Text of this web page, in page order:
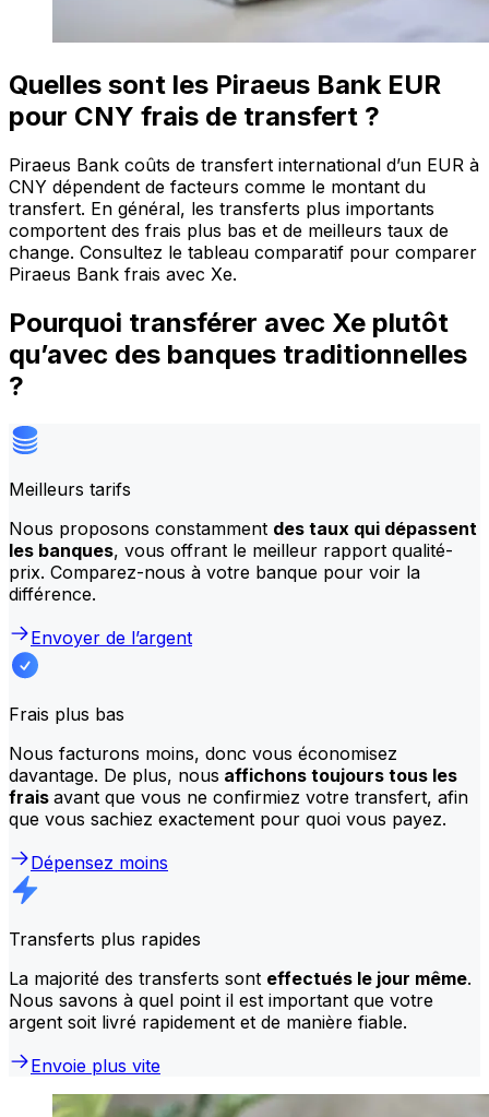
Quelles sont les Piraeus Bank EUR
pour CNY frais de transfert ?
Piraeus Bank coûts de transfert international d’un EUR à
CNY dépendent de facteurs comme le montant du
transfert. En général, les transferts plus importants
comportent des frais plus bas et de meilleurs taux de
change. Consultez le tableau comparatif pour comparer
Piraeus Bank frais avec Xe.
Pourquoi transférer avec Xe plutôt
qu’avec des banques traditionnelles
?
Meilleurs tarifs
Nous proposons constamment des taux qui dépassent
les banques, vous offrant le meilleur rapport qualité-
prix. Comparez-nous à votre banque pour voir la
différence.
Envoyer de l’argent
Frais plus bas
Nous facturons moins, donc vous économisez
davantage. De plus, nous affichons toujours tous les
frais avant que vous ne confirmiez votre transfert, afin
que vous sachiez exactement pour quoi vous payez.
Dépensez moins
Transferts plus rapides
La majorité des transferts sont effectués le jour même.
Nous savons à quel point il est important que votre
argent soit livré rapidement et de manière fiable.
Envoie plus vite